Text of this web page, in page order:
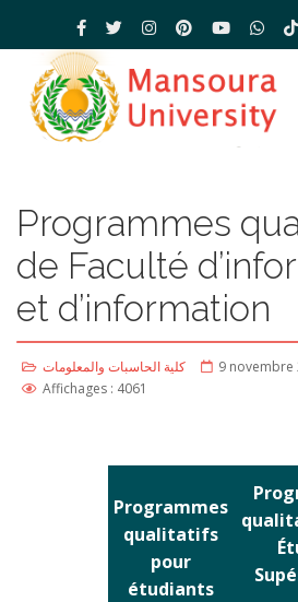
Programmes
de Faculté
et d’information
كلية الحاسبات والمعلومات
9 novembre
Affichages : 4061
Programmes
qualitatifs
pour
étudiants